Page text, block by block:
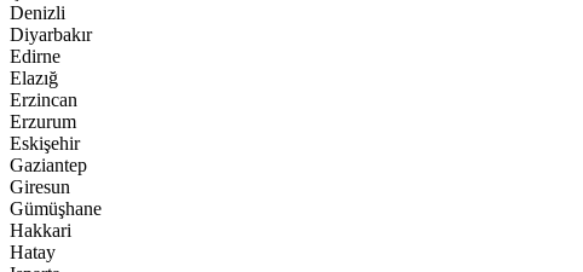
Denizli
Diyarbakır
Edirne
Elazığ
Erzincan
Erzurum
Eskişehir
Gaziantep
Giresun
Gümüşhane
Hakkari
Hatay